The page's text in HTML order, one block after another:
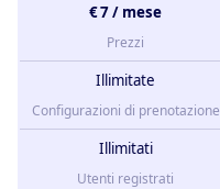
€ 7 / mese
Prezzi
Illimitate
Configurazioni di prenotazione
Illimitati
Utenti registrati